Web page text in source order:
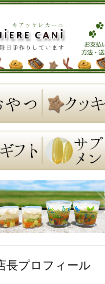
長プロフィール